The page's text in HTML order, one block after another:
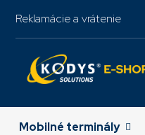
Reklamácie a vrátenie
Mobilné terminály